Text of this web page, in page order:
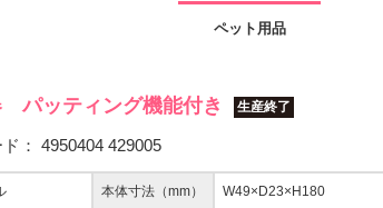
ペット用品
パッティング機能付き 生産終了
： 4950404 429005
本体寸法（mm） W49×D23×H180